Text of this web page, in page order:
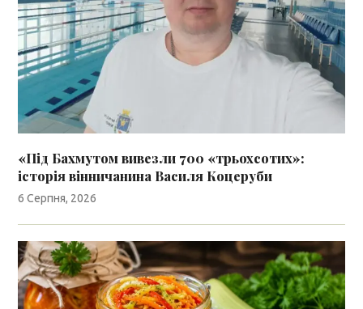
«Під Бахмутом вивезли 700 «трьохсотих»:
історія вінничанина Василя Коцеруби
6 Серпня, 2026